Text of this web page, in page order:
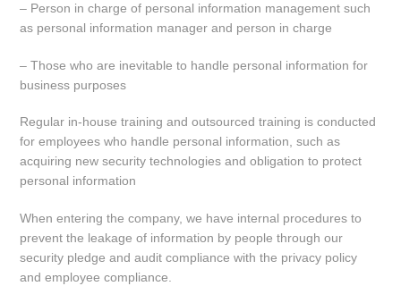
– Person in charge of personal information management such
as personal information manager and person in charge
– Those who are inevitable to handle personal information for
business purposes
Regular in-house training and outsourced training is conducted
for employees who handle personal information, such as
acquiring new security technologies and obligation to protect
personal information
When entering the company, we have internal procedures to
prevent the leakage of information by people through our
security pledge and audit compliance with the privacy policy
and employee compliance.